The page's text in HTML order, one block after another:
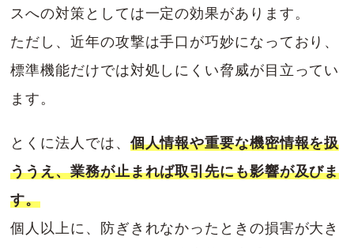
スへの対策としては一定の効果があります。
ただし、近年の攻撃は手口が巧妙になっており、
標準機能だけでは対処しにくい脅威が目立ってい
ます。
とくに法人では、 個人情報や重要な機密情報を扱
ううえ、業務が止まれば取引先にも影響が及びま
す。
個人以上に、防ぎきれなかったときの損害が大き